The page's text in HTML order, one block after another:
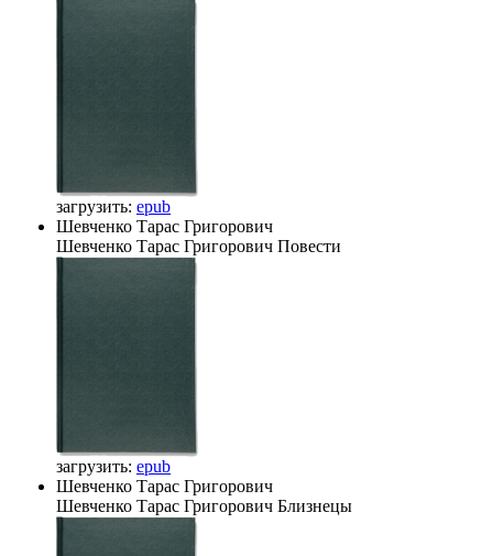
загрузить: epub
Шевченко Тарас Григорович
Шевченко Тарас Григорович Повести
загрузить: epub
Шевченко Тарас Григорович
Шевченко Тарас Григорович Близнецы